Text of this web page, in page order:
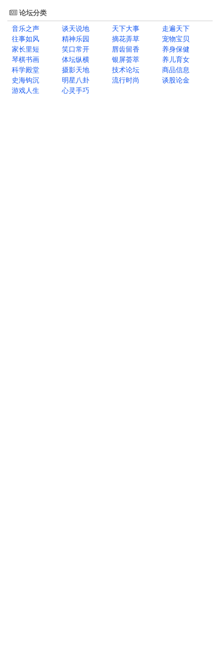
论坛分类
音乐之声
谈天说地 天下大事
走遍天下
往事如风
精神乐园 摘花弄草
宠物宝贝
家长里短
笑口常开 唇齿留香
养身保健
琴棋书画
体坛纵横 银屏荟萃
养儿育女
科学殿堂
摄影天地 技术论坛
商品信息
史海钩沉
明星八卦 流行时尚
谈股论金
游戏人生
心灵手巧